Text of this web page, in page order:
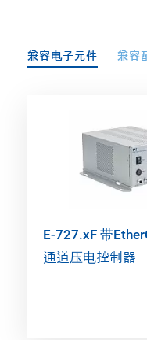
兼容电子元件 兼容
E-727.xF 带
通道压电控制器